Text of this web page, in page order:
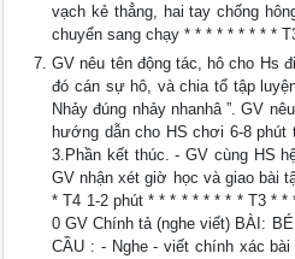
vạch kẻ thẳng, hai tay chống
chuyển sang chạy * * * * * * * * *
GV nêu tên động tác, hô cho Hs
đó cán sự hô, và chia tổ tập
Nhảy đúng nhảy nhanhâ ”. GV
hướng dẫn cho HS chơi 6-8
3.Phần kết thúc. - GV cùng HS
GV nhận xét giờ học và giao bài
* T4 1-2 phút * * * * * * * * * T3 *
0 GV Chính tả (nghe viết) BÀI:
CẦU : - Nghe - viết chính xác